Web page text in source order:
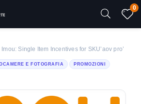
0
Imou: Single Item Incentives for SKU’aov pro’
E FOTOGRAFIA PROMOZIONI